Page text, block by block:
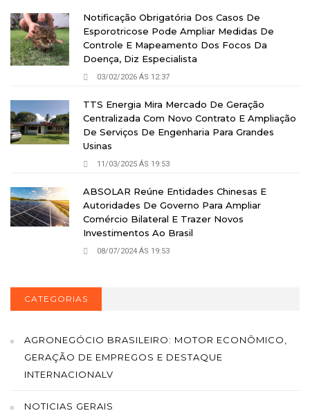
Notificação Obrigatória Dos Casos De
Esporotricose Pode Ampliar Medidas De
Controle E Mapeamento Dos Focos Da
Doença, Diz Especialista
03/02/2026 ÁS 12:37
TTS Energia Mira Mercado De Geração
Centralizada Com Novo Contrato E Ampliação
De Serviços De Engenharia Para Grandes
Usinas
11/03/2025 ÁS 19:53
ABSOLAR Reúne Entidades Chinesas E
Autoridades De Governo Para Ampliar
Comércio Bilateral E Trazer Novos
Investimentos Ao Brasil
08/07/2024 ÁS 19:53
CATEGORIAS
AGRONEGÓCIO BRASILEIRO: MOTOR ECONÔMICO,
GERAÇÃO DE EMPREGOS E DESTAQUE
INTERNACIONALV
NOTICIAS GERAIS